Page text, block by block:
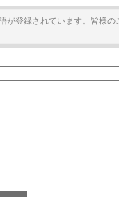
が登録されています。皆様の